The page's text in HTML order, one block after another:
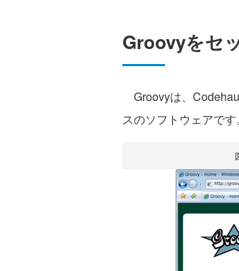
Groovyをセ
Groovyは、
スのソフトウェアです